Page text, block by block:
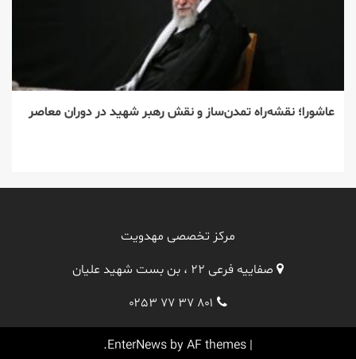
عاشورا؛ نقشه‌راه تمدن‌ساز و نقش رهبر شهید در دوران معاصر
مرکز تخصصی مهدویت
صفاییه فرعی ۲۲ ، بن بست شهید علیان
۰۲۵۳ ۷۷ ۳۷ ۸۰۱
|
EnterNews by AF themes.